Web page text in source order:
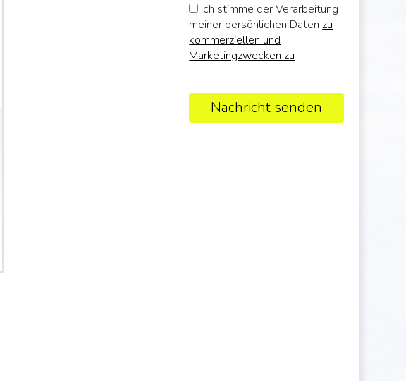
Ich stimme der Verarbeitung
meiner persönlichen Daten zu
kommerziellen und
Marketingzwecken zu
Nachricht senden